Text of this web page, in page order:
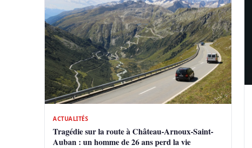
ACTUALITÉS
Tragédie sur la route à Château-Arnoux-Saint-
Auban : un homme de 26 ans perd la vie